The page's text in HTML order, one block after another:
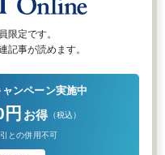
限定です。
記事が読めます。
ンペーン実施中
お得 （税込）
との併用不可